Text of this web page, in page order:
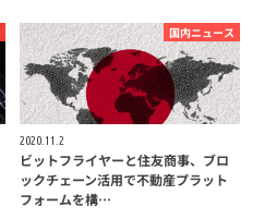
国内ニュース
2020.11.2
ビットフライヤーと住友商事、ブロ
ックチェーン活用で不動産プラット
フォームを構…